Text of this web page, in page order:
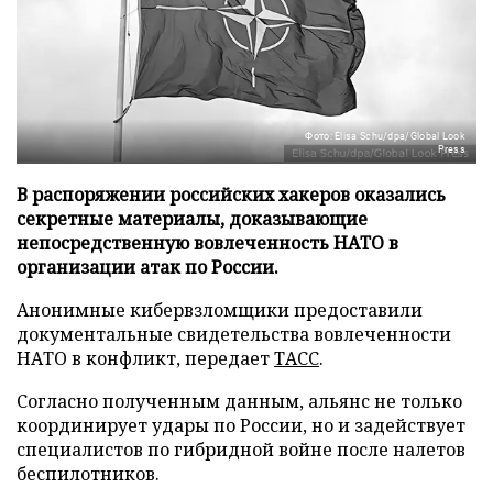
Фото: Elisa Schu/dpa/Global Look
Press
В распоряжении российских хакеров оказались
секретные материалы, доказывающие
непосредственную вовлеченность НАТО в
организации атак по России.
Анонимные кибервзломщики предоставили
документальные свидетельства вовлеченности
НАТО в конфликт, передаетТАСС.
Согласно полученным данным, альянс не только
координирует удары по России, но и задействует
специалистов по гибридной войне после налетов
беспилотников.